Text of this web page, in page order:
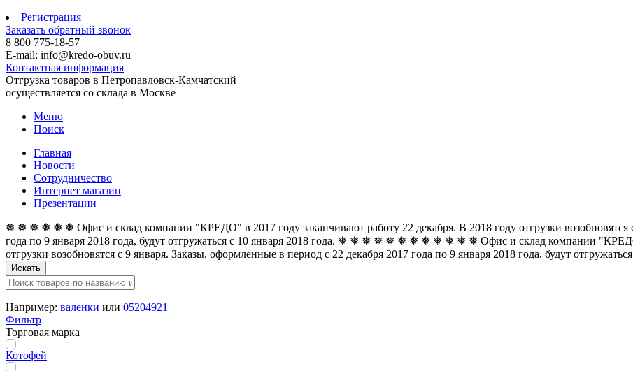
Регистрация
Заказать обратный звонок
8 800 775-18-57
E-mail: info@kredo-obuv.ru
Контактная информация
Отгрузка товаров в Петропавловск-Камчатский
осуществляется со склада в Москве
Меню
Поиск
Главная
Новости
Сотрудничество
Интернет магазин
Презентации
❅ ❅ ❅ ❅ ❅ ❅ Офис и склад компании "КРЕДО" в 2017 году заканчивают работу 22 декабря. В 2018 году отгрузки возобновятся
года по 9 января 2018 года, будут отгружаться с 10 января 2018 года. ❅ ❅ ❅ ❅ ❅ ❅ ❅ ❅ ❅ ❅ ❅ ❅ Офис и склад компании "КРЕДО"
отгрузки возобновятся с 9 января. Заказы, оформленные в период с 22 декабря 2017 года по 9 января 2018 года, будут
Искать
Например: валенки или 05204921
Фильтр
Торговая марка
Котофей